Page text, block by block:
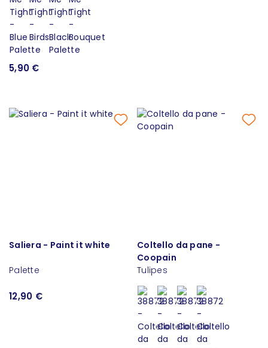
5,90 €
Saliera - Paint it white
Palette
12,90 €
Coltello da pane -
Coopain
Tulipes